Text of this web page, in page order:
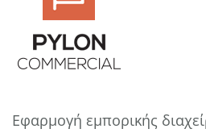
Εφαρμογή εμπορικής